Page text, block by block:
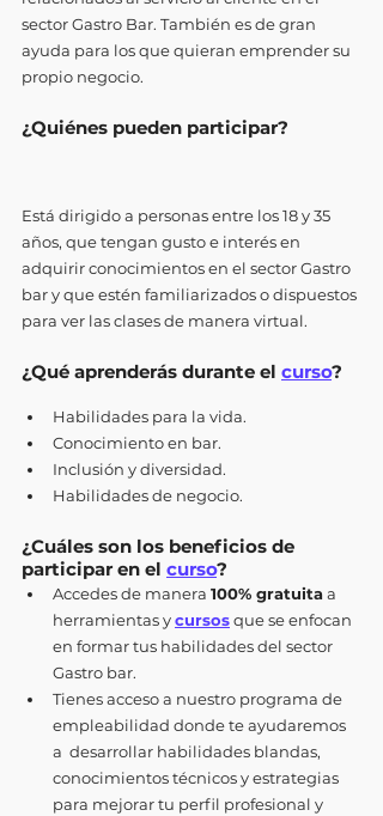
sector Gastro Bar. También es de gran
ayuda para los que quieran emprender su
propio negocio.
¿Quiénes pueden participar?
Está dirigido a personas entre los 18 y 35
años, que tengan gusto e interés en
adquirir conocimientos en el sector Gastro
bar y que estén familiarizados o dispuestos
para ver las clases de manera virtual.
¿Qué aprenderás durante el curso?
Habilidades para la vida.
Conocimiento en bar.
Inclusión y diversidad.
Habilidades de negocio.
¿Cuáles son los beneficios de
participar en el curso?
Accedes de manera 100% gratuita a
herramientas y cursos que se enfocan
en formar tus habilidades del sector
Gastro bar.
Tienes acceso a nuestro programa de
empleabilidad donde te ayudaremos
a  desarrollar habilidades blandas,
conocimientos técnicos y estrategias
para mejorar tu perfil profesional y